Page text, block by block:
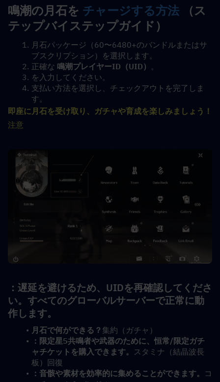
鳴潮の月石を チャージする方法 （ス
テップバイステップガイド）
月石パッケージ（60〜6480+のバンドルまたはサ
ブスクリプション）を選択します。
正確な 鳴潮プレイヤーID（UID） 。
を入力してください。
支払い方法を選択し、チェックアウトを完了しま
す。
即座に月石を受け取り、ガチャや育成を楽しみましょう！
注意
：遅延を避けるため、UIDを再確認してくださ
い。すべてのグローバルサーバーで正常に動
作します。
月石で何ができる？ 集約（ガチャ）
：限定星5共鳴者や武器のために、恒常/限定ガチ
ャチケットを購入できます。
スタミナ（結晶波長
板）回復
：音骸や素材を効率的に集めることができます。
コ